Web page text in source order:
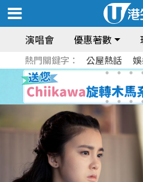
演唱會 優惠著數
熱門關鍵字： 公屋熱話